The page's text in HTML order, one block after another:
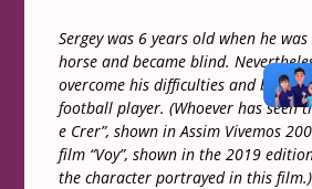
Sergey was 6 years old when he
horse and became blind.
overcome his difficulties and
football player. (Whoever has seen
e Crer”, shown in Assim Vivemos
film “Voy”, shown in the 2019
the character portrayed in this film.)